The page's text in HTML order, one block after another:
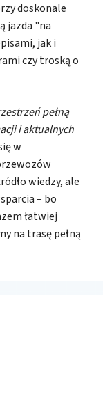
doskonale
jazda "na
jak i
czy troską o
pełną
i aktualnych
w
wiedzy, ale
– bo
łatwiej
na trasę pełną